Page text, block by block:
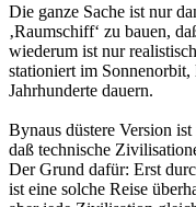
Die ganze Sache ist nur
‚Raumschiff‘ zu bauen,
wiederum ist nur
stationiert im
Jahrhunderte dauern.
Bynaus düstere Version
daß technische
Der Grund dafür: Erst
ist eine solche Reise